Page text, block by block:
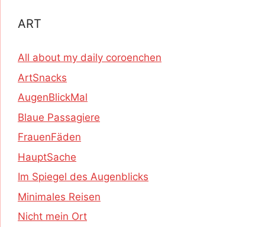
ART
All about my daily coroenchen
ArtSnacks
AugenBlickMal
Blaue Passagiere
FrauenFäden
HauptSache
Im Spiegel des Augenblicks
Minimales Reisen
Nicht mein Ort